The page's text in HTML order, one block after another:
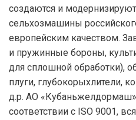
создаются и
сельхозмашины
европейским качеством.
и пружинные бороны,
для сплошной обработки),
плуги, глубокорыхлители,
д.р. АО
соответствии с ISO 9001,